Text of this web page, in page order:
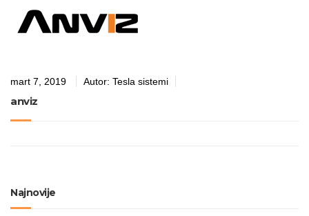
mart 7, 2019 Autor: Tesla sistemi
anviz
Najnovije